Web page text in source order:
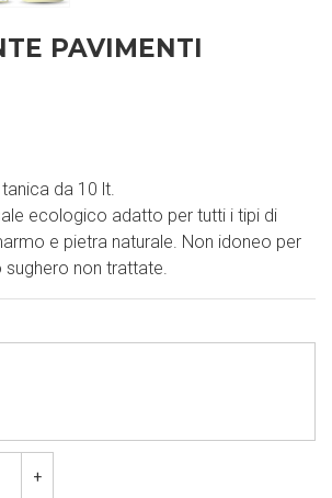
PAVIMENTI
da 10 lt.
ecologico adatto per tutti i tipi di
e pietra naturale. Non idoneo per
non trattate.
+